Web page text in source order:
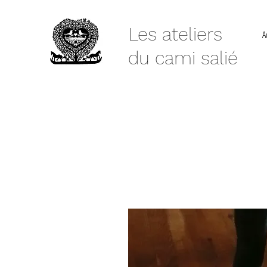
Les ateliers
du cami salié